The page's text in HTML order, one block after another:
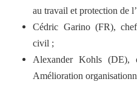
au travail et protection de
Cédric Garino (FR),
civil ;
Alexander Kohls (DE),
Amélioration